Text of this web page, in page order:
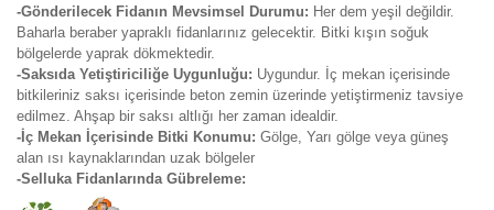
-Gönderilecek Fidanın Mevsimsel Durumu: Her dem yeşil değildir.
Baharla beraber yapraklı fidanlarınız gelecektir. Bitki kışın soğuk
bölgelerde yaprak dökmektedir.
-Saksıda Yetiştiriciliğe Uygunluğu: Uygundur. İç mekan içerisinde
bitkileriniz saksı içerisinde beton zemin üzerinde yetiştirmeniz tavsiye
edilmez. Ahşap bir saksı altlığı her zaman idealdir.
-İç Mekan İçerisinde Bitki Konumu: Gölge, Yarı gölge veya güneş
alan ısı kaynaklarından uzak bölgeler
-Selluka Fidanlarında Gübreleme: